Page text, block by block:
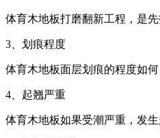
体育木地板打磨翻新工程，是
3、划痕程度
体育木地板面层划痕的程度如
4、起翘严重
体育木地板如果受潮严重，发